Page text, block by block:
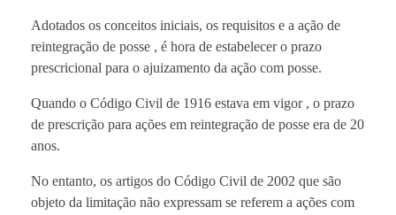
Adotados os conceitos iniciais, os requisitos e a ação de
reintegração de posse , é hora de estabelecer o prazo
prescricional para o ajuizamento da ação com posse.
Quando o Código Civil de 1916 estava em vigor , o prazo
de prescrição para ações em reintegração de posse era de 20
anos.
No entanto, os artigos do Código Civil de 2002 que são
objeto da limitação não expressam se referem a ações com